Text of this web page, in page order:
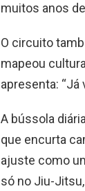
muitos anos
O circuito
mapeou
apresenta: “Já
A bússola
que encurta
ajuste como
só no Jiu-